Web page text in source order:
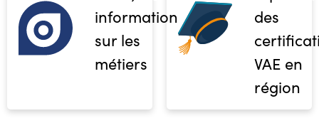
informations
sur les
métiers
des
VAE en
région